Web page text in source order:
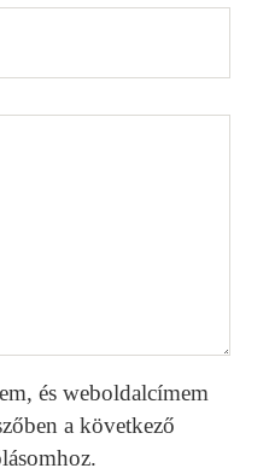
és weboldalcímem
a következő